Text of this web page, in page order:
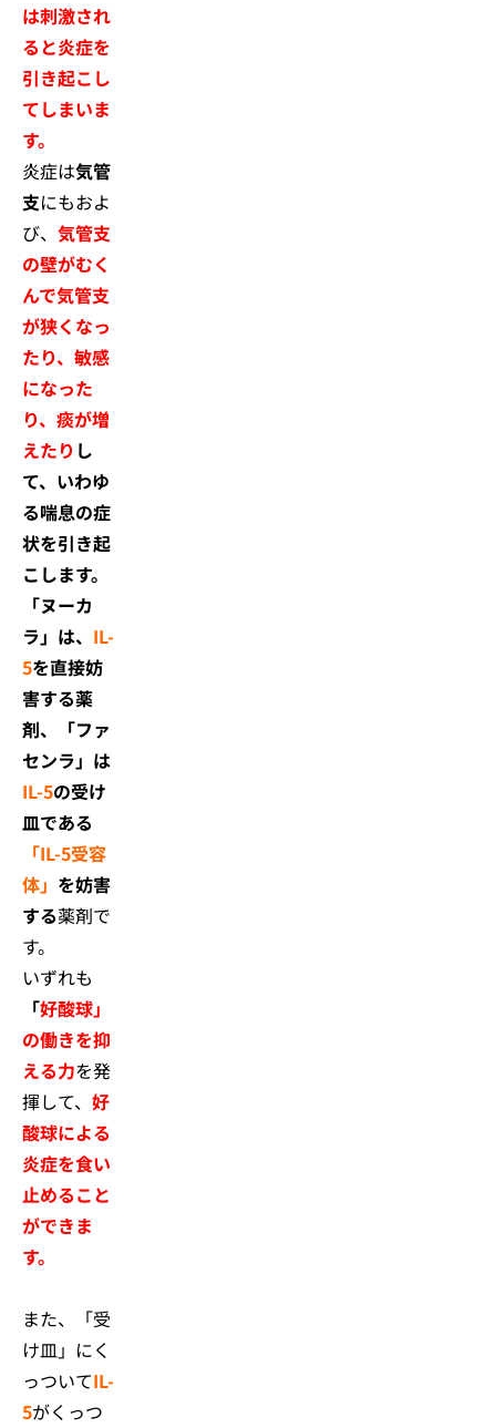
は刺激され
ると炎症を
引き起こし
てしまいま
す。
炎症は気管
支にもおよ
び、 気管支
の壁がむく
んで気管支
が狭くなっ
たり、敏感
になった
り、痰が増
えたり し
て、いわゆ
る喘息の症
状を引き起
こします。
「ヌーカ
ラ」は、 IL-
5を直接妨
害する薬
剤、「ファ
センラ」は
IL-5の受け
皿である
「IL-5受容
体」 を妨害
する薬剤で
す。
いずれも
「好酸球」
の働きを抑
える力を発
揮して、 好
酸球による
炎症を食い
止めること
ができま
す。
また、「受
け皿」にく
っついてIL-
5がくっつ